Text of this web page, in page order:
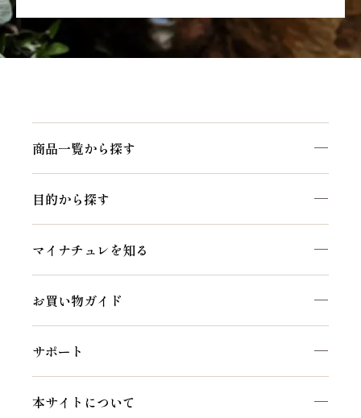
商品一覧から探す
目的から探す
マイナチュレを知る
お買い物ガイド
サポート
本サイトについて